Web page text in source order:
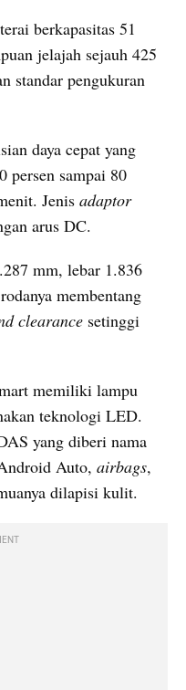
berkapasitas 51
jelajah sejauh 425
standar pengukuran
daya cepat yang
persen sampai 80
Jenis adaptor
arus DC.
mm, lebar 1.836
membentang
clearance setinggi
memiliki lampu
teknologi LED.
yang diberi nama
Auto, airbags,
dilapisi kulit.